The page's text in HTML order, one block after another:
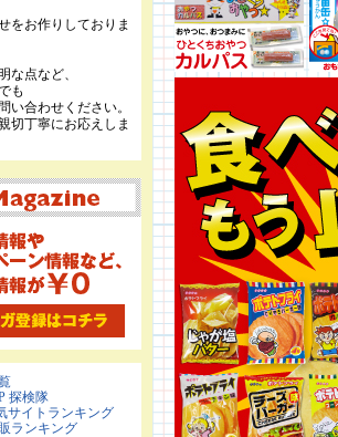
をお作りしておりま
な点など、
も
い合わせください。
切丁寧にお応えしま
探検隊
サイトランキング
ランキング